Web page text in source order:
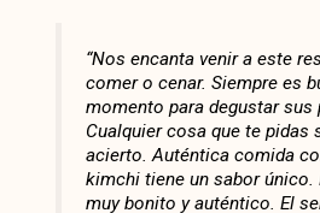
“Nos encanta venir a este
comer o cenar. Siempre es
momento para degustar sus
Cualquier cosa que te pidas
acierto. Auténtica comida
kimchi tiene un sabor único.
muy bonito y auténtico. El